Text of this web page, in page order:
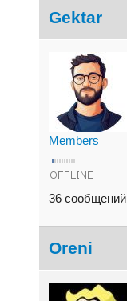
Gektar
Members
36 сообщений
Oreni